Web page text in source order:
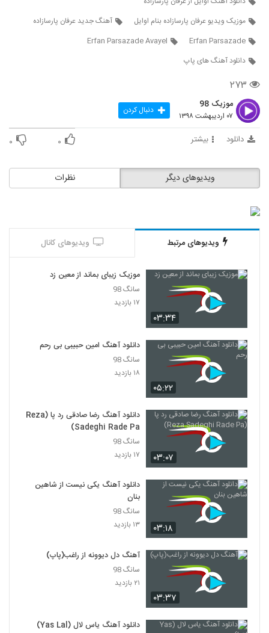
3037
آهنگ فرید ابراهیمی بنام آی جیرانین بالاسی
۴۰۴ بازدید
3039
Reza Homayoun Taxi
دانلود آهنگ دلداده از مصطفی نورمحمدی
۴۲۸ بازدید
آهنگ مسعود مسافری بنام بهت وابستم
Radmaan Rok
3044
هاشم رمضانی آهنگ میدونم
دانلود آهنگ محمد اسدی فصل عاشقی
۳۵۱ بازدید
دانلود آهنگ دلم به مو بنده از حسام نصیری به
همراه متن ترانه
3047
امیر شراهی آهنگ بی ستاره
دانلود آهنگ علی اکبر جسمانی لیلا
۷۷۰ بازدید
سهیل رحمانی آهنگ لام تا کام
3050
رامان آهنگ سمت عاشقی
۳۰۳ بازدید
موزیک ویدیو عرفان پارسازاده بنام اوایل
آهنگ جدید عرفان پارسازاده
Erfan Parsazade
Erfan Parsazade Avayel
دانلود آهنگ های پاپ
۲۷۳
موزیک 98
۰۷ اردیبهشت ۱۳۹۸ دنبال کردن
دانلود بیشتر ۰ ۰
نظرات ویدیوهای دیگر
ویدیوهای مرتبط ویدیوهای کانال
۰۳:۳۴
موزیک زیبای بماند از معین زد
سانگ 98
۱۷ بازدید
۰۵:۲۲
دانلود آهنگ امین حبیبی بی رحم
سانگ 98
۱۸ بازدید
۰۳:۰۷
دانلود آهنگ رضا صادقی رد پا (Reza
Sadeghi Rade Pa)
سانگ 98
۱۷ بازدید
۰۳:۱۸
دانلود آهنگ یکی نیست از شاهین
بنان
سانگ 98
۱۳ بازدید
۰۳:۳۷
آهنگ دل دیوونه از راغب(پاپ)
سانگ 98
۲۱ بازدید
دانلود آهنگ یاس لال (Yas Lal)